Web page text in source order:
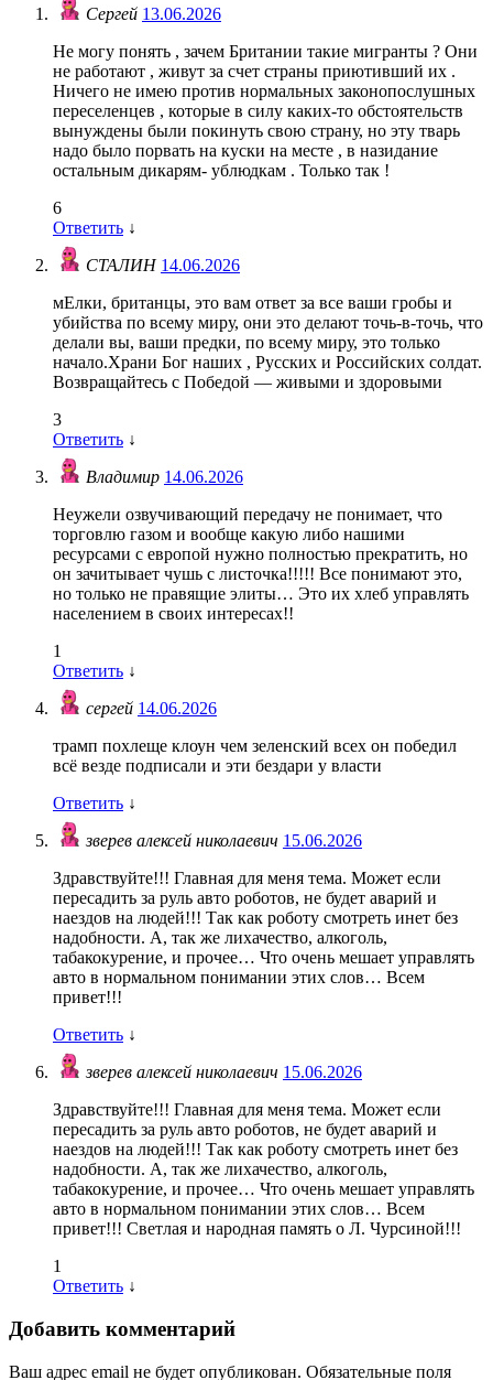
Сергей 13.06.2026
Не могу понять , зачем Британии такие мигранты ? Они
не работают , живут за счет страны приютивший их .
Ничего не имею против нормальных законопослушных
переселенцев , которые в силу каких-то обстоятельств
вынуждены были покинуть свою страну, но эту тварь
надо было порвать на куски на месте , в назидание
остальным дикарям- ублюдкам . Только так !
6
Ответить ↓
СТАЛИН 14.06.2026
мЕлки, британцы, это вам ответ за все ваши гробы и
убийства по всему миру, они это делают точь-в-точь, что
делали вы, ваши предки, по всему миру, это только
начало.Храни Бог наших , Русских и Российских солдат.
Возвращайтесь с Победой — живыми и здоровыми
3
Ответить ↓
Владимир 14.06.2026
Неужели озвучивающий передачу не понимает, что
торговлю газом и вообще какую либо нашими
ресурсами с европой нужно полностью прекратить, но
он зачитывает чушь с листочка!!!!! Все понимают это,
но только не правящие элиты… Это их хлеб управлять
населением в своих интересах!!
1
Ответить ↓
сергей 14.06.2026
трамп похлеще клоун чем зеленский всех он победил
всё везде подписали и эти бездари у власти
Ответить ↓
зверев алексей николаевич 15.06.2026
Здравствуйте!!! Главная для меня тема. Может если
пересадить за руль авто роботов, не будет аварий и
наездов на людей!!! Так как роботу смотреть инет без
надобности. А, так же лихачество, алкоголь,
табакокурение, и прочее… Что очень мешает управлять
авто в нормальном понимании этих слов… Всем
привет!!!
Ответить ↓
зверев алексей николаевич 15.06.2026
Здравствуйте!!! Главная для меня тема. Может если
пересадить за руль авто роботов, не будет аварий и
наездов на людей!!! Так как роботу смотреть инет без
надобности. А, так же лихачество, алкоголь,
табакокурение, и прочее… Что очень мешает управлять
авто в нормальном понимании этих слов… Всем
привет!!! Светлая и народная память о Л. Чурсиной!!!
1
Ответить ↓
Добавить комментарий
Ваш адрес email не будет опубликован. Обязательные поля